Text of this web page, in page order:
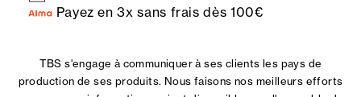
Payez en 3x sans frais dès 100€
TBS s'engage à communiquer à ses clients les pays de
production de ses produits. Nous faisons nos meilleurs efforts